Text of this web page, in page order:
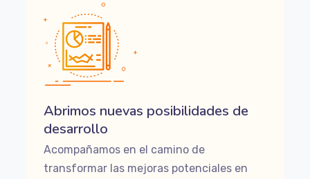
Abrimos nuevas posibilidades de
desarrollo
Acompañamos en el camino de
transformar las mejoras potenciales en